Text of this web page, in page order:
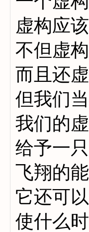
虚构应
不但虚
而且还
但我们
我们的
给予一
飞翔的
它还可
使什么